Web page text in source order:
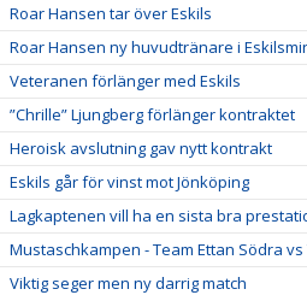
Roar Hansen tar över Eskils
Roar Hansen ny huvudtränare i
Veteranen förlänger med Eskils
”Chrille” Ljungberg förlänger kontraktet
Heroisk avslutning gav nytt kontrakt
Eskils går för vinst mot Jönköping
Lagkaptenen vill ha en sista bra
Mustaschkampen - Team Ettan Södra
Viktig seger men ny darrig match